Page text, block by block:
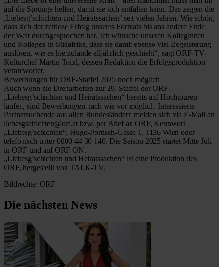
auf die Sprünge helfen, damit sie sich entfalten kann. Das zeigen die
,Liebesg’schichten und Heiratssachen’ seit vielen Jahren. Wie schön,
dass sich der zeitlose Erfolg unseres Formats bis ans andere Ende
der Welt durchgesprochen hat. Ich wünsche unseren Kolleginnen
und Kollegen in Südafrika, dass sie damit ebenso viel Begeisterung
auslösen, wie es hierzulande alljährlich geschieht“, sagt ORF-TV-
Kulturchef Martin Traxl, dessen Redaktion die Erfolgsproduktion
verantwortet.
Bewerbungen für ORF-Staffel 2025 noch möglich
Auch wenn die Dreharbeiten zur 29. Staffel der ORF-
„Liebesg’schichten und Heiratssachen“ bereits auf Hochtouren
laufen, sind Bewerbungen nach wie vor möglich. Interessierte
Partnersuchende aus allen Bundesländern melden sich via E-Mail an
liebesgschichten@orf.at bzw. per Brief an ORF, Kennwort
„Liebesg’schichten“, Hugo-Portisch-Gasse 1, 1136 Wien oder
telefonisch unter 0800 44 30 140. Die Saison 2025 startet Mitte Juli
in ORF und auf ORF ON.
„Liebesg’schichten und Heiratssachen“ ist eine Produktion des
ORF, hergestellt von TALK-TV.
Bildrechte: ORF
Die nächsten News